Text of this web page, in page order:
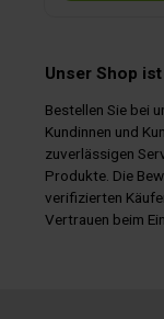
Unser Shop
Bestellen Sie bei
Kundinnen und
zuverlässigen
Produkte. Die
verifizierten
Vertrauen beim